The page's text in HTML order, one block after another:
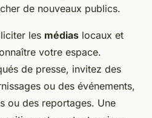
de nouveaux publics.
les médias locaux et
votre espace.
de presse, invitez des
ou des événements,
ou des reportages. Une